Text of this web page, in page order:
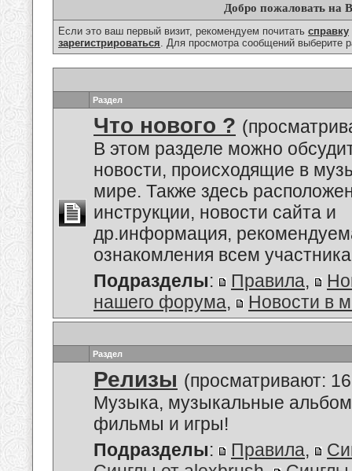
Добро пожаловать на
Если это ваш первый визит, рекомендуем почитать справку
зарегистрироваться. Для просмотра сообщений выберите
Раздел
Что нового ?
В этом разделе можно
новости, происходящие в
мире. Также здесь
инструкции, новости сайта и
др.информация,
ознакомления всем
Подразделы: Правила,
нашего форума, Новости в
Раздел
Релизы (просматривают:
Музыка, музыкальные
фильмы и игры!
Подразделы: Правила,